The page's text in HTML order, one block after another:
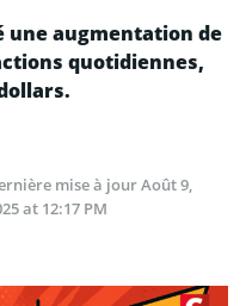
une augmentation de
quotidiennes,
mise à jourAoût 9,
at 12:17 PM